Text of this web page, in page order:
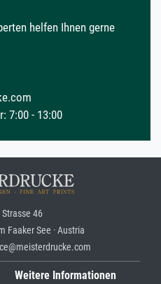
helfen Ihnen gerne
7:00 - 13:00
46
Faaker See · Austria
Weitere Informationen